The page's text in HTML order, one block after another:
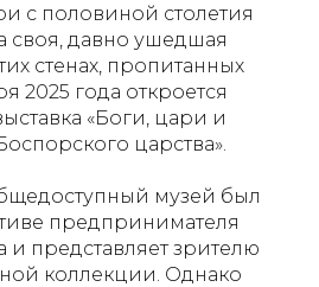
с половиной столетия
своя, давно ушедшая
стенах, пропитанных
2025 года откроется
«Боги, цари и
царства».
музей был
предпринимателя
и представляет зрителю
коллекции. Однако